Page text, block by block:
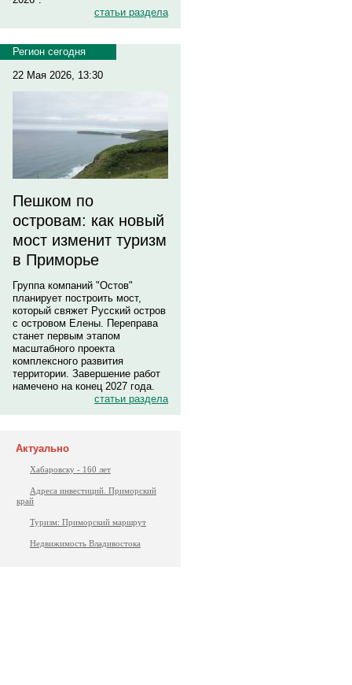
статьи раздела
Регион сегодня
22 Мая 2026, 13:30
Пешком по
островам: как новый
мост изменит туризм
в Приморье
Группа компаний "Остов"
планирует построить мост,
который свяжет Русский остров
с островом Елены. Переправа
станет первым этапом
масштабного проекта
комплексного развития
территории. Завершение работ
намечено на конец 2027 года.
статьи раздела
Актуально
Хабаровску - 160 лет
Адреса инвестиций. Приморский
край
Туризм: Приморский маршрут
Недвижимость Владивостока